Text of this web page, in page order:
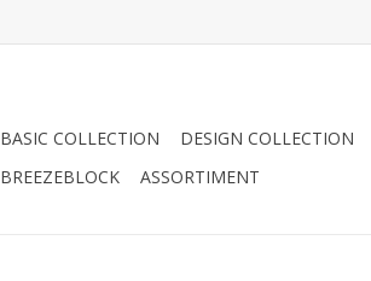
BASIC COLLECTION DESIGN COLLECTION
BREEZEBLOCK ASSORTIMENT